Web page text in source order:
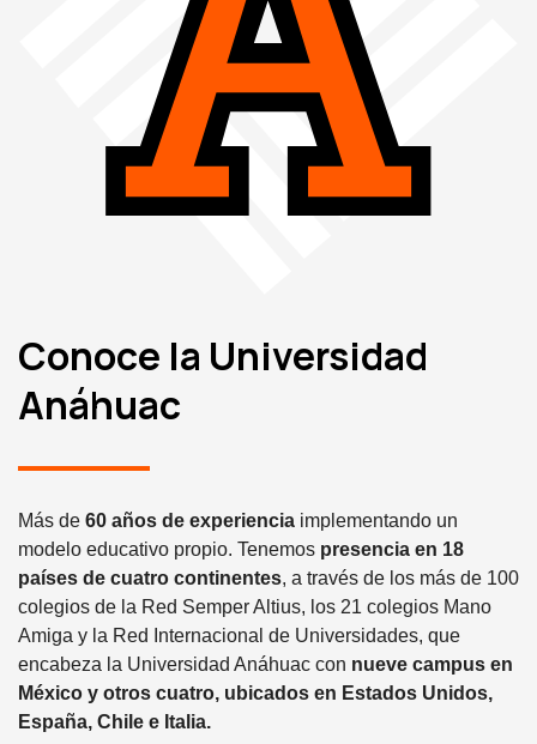
Conoce la Universidad
Anáhuac
Más de 60 años de experiencia implementando un
modelo educativo propio. Tenemos presencia en 18
países de cuatro continentes, a través de los más de 100
colegios de la Red Semper Altius, los 21 colegios Mano
Amiga y la Red Internacional de Universidades, que
encabeza la Universidad Anáhuac con nueve campus en
México y otros cuatro, ubicados en Estados Unidos,
España, Chile e Italia.